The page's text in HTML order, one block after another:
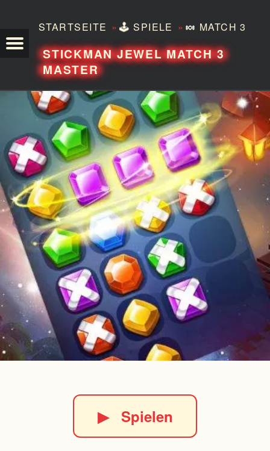
STARTSEITE »🕹️ SPIELE » 🍬 MATCH 3
STICKMAN JEWEL MATCH 3
MASTER
▶Spielen